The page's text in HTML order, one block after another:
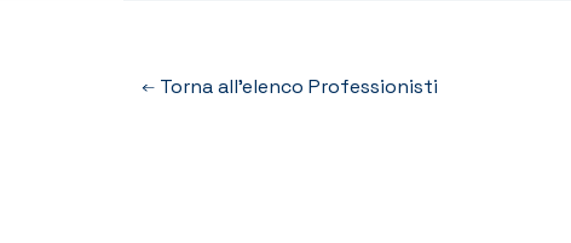
Torna all’elenco Professionisti